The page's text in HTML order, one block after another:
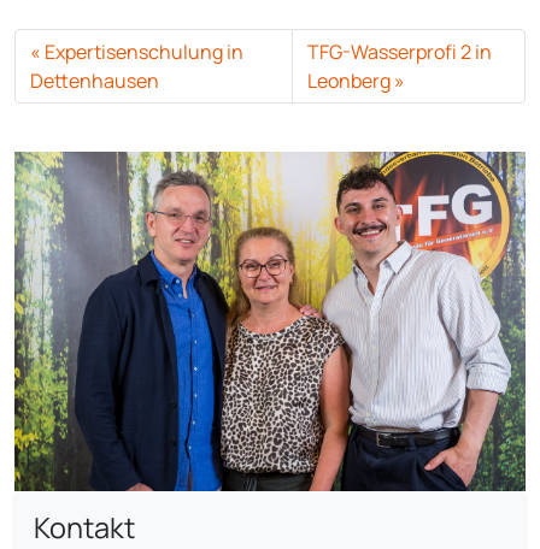
Expertisenschulung in
Dettenhausen
TFG-Wasserprofi 2 in
Leonberg
Kontakt